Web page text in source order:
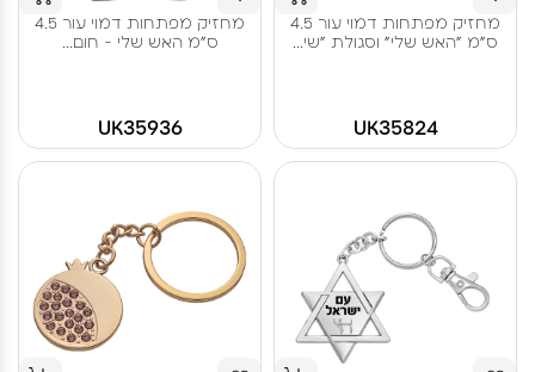
מחזיק מפתחות דמוי עור 4.5
ס"מ "האש שלי" וסגולת "שי...
UK35824
מחזיק מפתחות דמוי עור 4.5
ס"מ האש שלי - חום...
UK35936